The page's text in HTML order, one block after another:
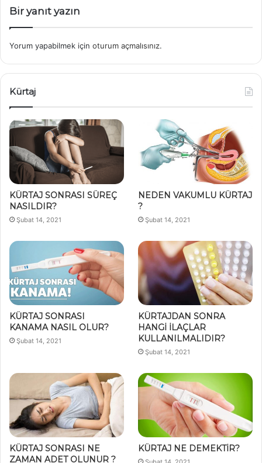
Bir yanıt yazın
Yorum yapabilmek için oturum açmalısınız.
Kürtaj
KÜRTAJ SONRASI SÜREÇ
NASILDIR?
Şubat 14, 2021
NEDEN VAKUMLU KÜRTAJ
?
Şubat 14, 2021
KÜRTAJ SONRASI
KANAMA NASIL OLUR?
Şubat 14, 2021
KÜRTAJDAN SONRA
HANGİ İLAÇLAR
KULLANILMALIDIR?
Şubat 14, 2021
KÜRTAJ SONRASI NE
ZAMAN ADET OLUNUR ?
KÜRTAJ NE DEMEKTİR?